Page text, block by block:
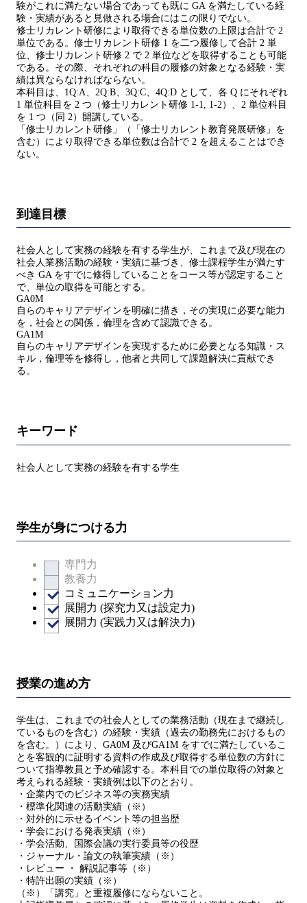
験がこれに満たない場合であっても既に GA を満たしている経
験・実績があると見做される場合にはこの限りでない。
修士リカレント研修により取得できる単位数の上限は合計で 2
単位である。修士リカレント研修 1 を二つ履修して合計 2 単
位、修士リカレント研修 2 で 2 単位などを取得することも可能
である。その際、それぞれの科目の履修の対象となる経験・実
績は異ならなければならない。
本科目は、1Q:A、2Q:B、3Q:C、4Q:D として、各 Q にそれぞれ
1 単位科目を 2 つ（修士リカレント研修 1-1, 1-2）、2 単位科目
を 1 つ（同 2）開講している。
「修士リカレント研修」（「修士リカレント教育発展研修」を
含む）により取得できる単位数は合計で 2 を超えることはでき
ない。
到達目標
社会人として実務の経験を有する学生が、これまで及び現在の
社会人業務活動の経験・実績に基づき、修士課程学生が満たす
べき GA をすでに修得していることをコース等が認定すること
で、単位の取得を可能とする。
GA0M
自らのキャリアデザインを明確に描き，その実現に必要な能力
を，社会との関係，倫理を含めて認識できる。
GA1M
自らのキャリアデザインを実現するために必要となる知識・ス
キル，倫理等を修得し，他者と共同して課題解決に貢献でき
る。
キーワード
社会人として実務の経験を有する学生
学生が身につける力
専門力
教養力
コミュニケーション力
展開力 (探究力又は設定力)
展開力 (実践力又は解決力)
授業の進め方
学生は、これまでの社会人としての業務活動（現在まで継続し
ているものを含む）の経験・実績（過去の勤務先におけるもの
を含む。）により、GA0M 及びGA1M をすでに満たしているこ
とを客観的に証明する資料の作成及び取得する単位数の方針に
ついて指導教員と予め確認する。本科目での単位取得の対象と
考えられる経験・実績例は以下のとおり。
・企業内でのビジネス等の実務実績
・標準化関連の活動実績（※）
・対外的に示せるイベント等の担当歴
・学会における発表実績（※）
・学会活動、国際会議の実行委員等の役歴
・ジャーナル・論文の執筆実績（※）
・レビュー ・ 解説記事等（※）
・特許出願の実績（※）
（※）「講究」と重複履修にならないこと。